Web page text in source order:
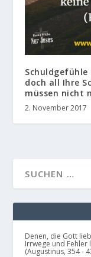
Schuldgefühle
doch all Ihre
müssen nicht
2. November 2017
Denen, die Gott
Irrwege und Fehler
(Augustinus, 354 -